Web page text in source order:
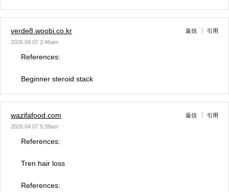
verde8.woobi.co.kr
2026.04.07 2:46am
返信 引用
References:
Beginner steroid stack
wazifafood.com
2026.04.07 5:39am
返信 引用
References:
Tren hair loss
References: